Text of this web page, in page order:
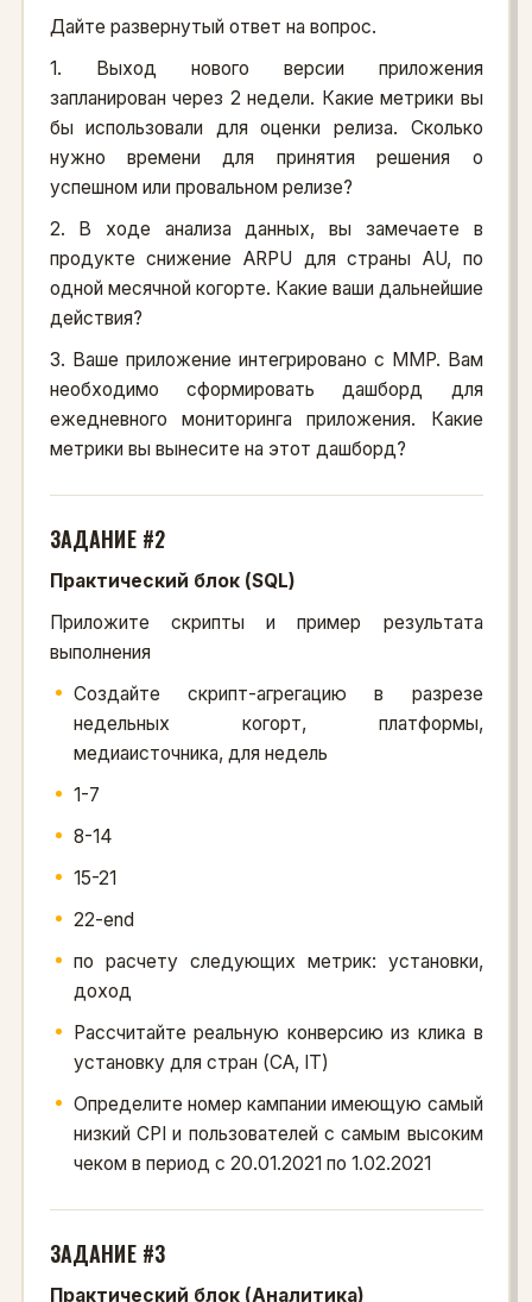
Дайте развернутый ответ на вопрос.
1. Выход нового версии приложения
запланирован через 2 недели. Какие метрики вы
бы использовали для оценки релиза. Сколько
нужно времени для принятия решения о
успешном или провальном релизе?
2. В ходе анализа данных, вы замечаете в
продукте снижение ARPU для страны AU, по
одной месячной когорте. Какие ваши дальнейшие
действия?
3. Ваше приложение интегрировано с MMP. Вам
необходимо сформировать дашборд для
ежедневного мониторинга приложения. Какие
метрики вы вынесите на этот дашборд?
ЗАДАНИЕ #2
Практический блок (SQL)
Приложите скрипты и пример результата
выполнения
Создайте скрипт-агрегацию в разрезе
недельных когорт, платформы,
медиаисточника, для недель
1-7
8-14
15-21
22-end
по расчету следующих метрик: установки,
доход
Рассчитайте реальную конверсию из клика в
установку для стран (CA, IT)
Определите номер кампании имеющую самый
низкий CPI и пользователей с самым высоким
чеком в период с 20.01.2021 по 1.02.2021
ЗАДАНИЕ #3
Практический блок (Аналитика)